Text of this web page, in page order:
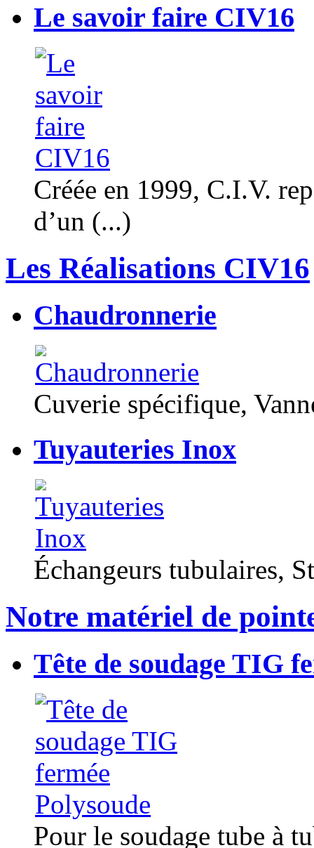
Le savoir faire CIV16
Créée en 1999, C.I.V.
d’un (...)
Les Réalisations CIV16
Chaudronnerie
Cuverie spécifique,
Tuyauteries Inox
Échangeurs tubulaires,
Notre matériel de
Tête de soudage TIG
Pour le soudage tube à